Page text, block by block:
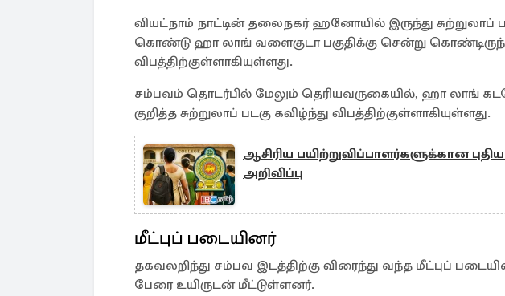
வியட்நாம் நாட்டின் தலைநகர் ஹனோயில் இருந்து
கொண்டு ஹா லாங் வளைகுடா பகுதிக்கு சென்று
விபத்திற்குள்ளாகியுள்ளது.
சம்பவம் தொடர்பில் மேலும் தெரியவருகையில், ஹா லாங்
குறித்த சுற்றுலாப் படகு கவிழ்ந்து விபத்திற்குள்ளாகியுள்ளது.
ஆசிரிய பயிற்றுவிப்பாளர்களுக்கான
அறிவிப்பு
மீட்புப் படையினர்
தகவலறிந்து சம்பவ இடத்திற்கு விரைந்து வந்த மீட்புப்
பேரை உயிருடன் மீட்டுள்ளனர்.